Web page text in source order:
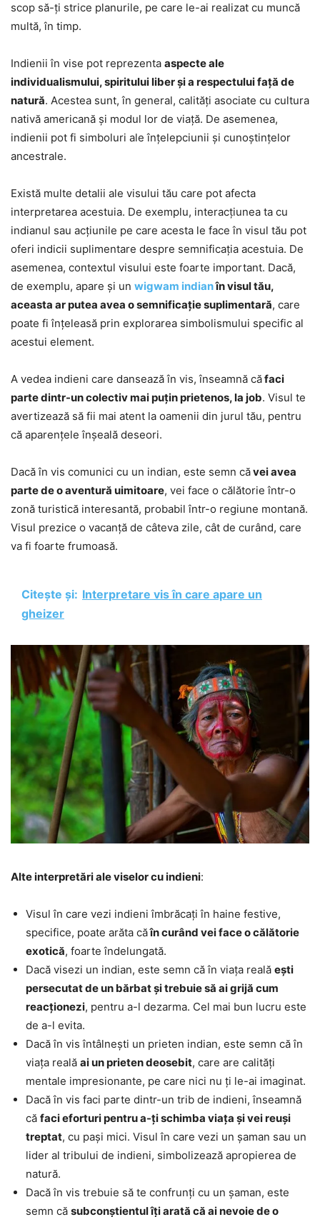
scop să-ți strice planurile, pe care le-ai realizat cu muncă
multă, în timp.
Indienii în vise pot reprezenta aspecte ale
individualismului, spiritului liber și a respectului față de
natură. Acestea sunt, în general, calități asociate cu cultura
nativă americană și modul lor de viață. De asemenea,
indienii pot fi simboluri ale înțelepciunii și cunoștințelor
ancestrale.
Există multe detalii ale visului tău care pot afecta
interpretarea acestuia. De exemplu, interacțiunea ta cu
indianul sau acțiunile pe care acesta le face în visul tău pot
oferi indicii suplimentare despre semnificația acestuia. De
asemenea, contextul visului este foarte important. Dacă,
de exemplu, apare și un wigwam indianîn visul tău,
aceasta ar putea avea o semnificație suplimentară, care
poate fi înțeleasă prin explorarea simbolismului specific al
acestui element.
A vedea indieni care dansează în vis, înseamnă căfaci
parte dintr-un colectiv mai puțin prietenos, la job. Visul te
avertizează să fii mai atent la oamenii din jurul tău, pentru
că aparențele înșeală deseori.
Dacă în vis comunici cu un indian, este semn căvei avea
parte de o aventură uimitoare, vei face o călătorie într-o
zonă turistică interesantă, probabil într-o regiune montană.
Visul prezice o vacanță de câteva zile, cât de curând, care
va fi foarte frumoasă.
Citește și: Interpretare vis în care apare un
gheizer
Alte interpretări ale viselor cu indieni:
Visul în care vezi indieni îmbrăcați în haine festive,
specifice, poate arăta căîn curând vei face o călătorie
exotică, foarte îndelungată.
Dacă visezi un indian, este semn că în viața reală ești
persecutat de un bărbat și trebuie să ai grijă cum
reacționezi, pentru a-l dezarma. Cel mai bun lucru este
de a-l evita.
Dacă în vis întâlnești un prieten indian, este semn că în
viața reală ai un prieten deosebit, care are calități
mentale impresionante, pe care nici nu ți le-ai imaginat.
Dacă în vis faci parte dintr-un trib de indieni, înseamnă
că faci eforturi pentru a-ți schimba viața și vei reuși
treptat, cu pași mici. Visul în care vezi un șaman sau un
lider al tribului de indieni, simbolizează apropierea de
natură.
Dacă în vis trebuie să te confrunți cu un șaman, este
semn că subconștientul îți arată că ai nevoie de o